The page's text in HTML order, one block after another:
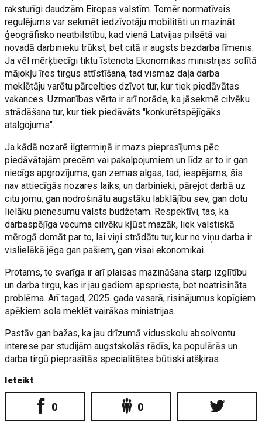
raksturīgi daudzām Eiropas valstīm. Tomēr normatīvais
regulējums var sekmēt iedzīvotāju mobilitāti un mazināt
ģeogrāfisko neatbilstību, kad vienā Latvijas pilsētā vai
novadā darbinieku trūkst, bet citā ir augsts bezdarba līmenis.
Ja vēl mērķtiecīgi tiktu īstenota Ekonomikas ministrijas solītā
mājokļu īres tirgus attīstīšana, tad vismaz daļa darba
meklētāju varētu pārcelties dzīvot tur, kur tiek piedāvātas
vakances. Uzmanības vērta ir arī norāde, ka jāsekmē cilvēku
strādāšana tur, kur tiek piedāvāts "konkurētspējīgāks
atalgojums".
Ja kādā nozarē ilgtermiņā ir mazs pieprasījums pēc
piedāvātajām precēm vai pakalpojumiem un līdz ar to ir gan
niecīgs apgrozījums, gan zemas algas, tad, iespējams, šis
nav attiecīgās nozares laiks, un darbinieki, pārejot darbā uz
citu jomu, gan nodrošinātu augstāku labklājību sev, gan dotu
lielāku pienesumu valsts budžetam. Respektīvi, tas, ka
darbaspējīga vecuma cilvēku kļūst mazāk, liek valstiskā
mērogā domāt par to, lai viņi strādātu tur, kur no viņu darba ir
vislielākā jēga gan pašiem, gan visai ekonomikai.
Protams, te svarīga ir arī plaisas mazināšana starp izglītību
un darba tirgu, kas ir jau gadiem apspriesta, bet neatrisināta
problēma. Arī tagad, 2025. gada vasarā, risinājumus kopīgiem
spēkiem sola meklēt vairākas ministrijas.
Pastāv gan bažas, ka jau drīzumā vidusskolu absolventu
interese par studijām augstskolās rādīs, ka populārās un
darba tirgū pieprasītās specialitātes būtiski atšķiras.
Ieteikt
0 0